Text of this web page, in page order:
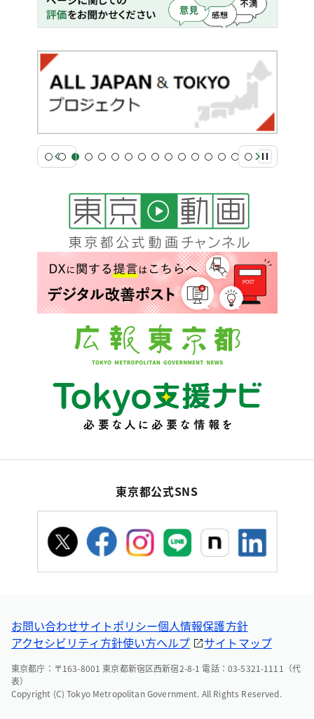
東京都公式SNS
お問い合わせサイトポリシー個人情報保護方針
アクセシビリティ方針使い方ヘルプ サイトマップ
東京都庁：〒163-8001 東京都新宿区西新宿2-8-1 電話：03-5321-1111（代
表）
Copyright (C) Tokyo Metropolitan Government. All Rights Reserved.